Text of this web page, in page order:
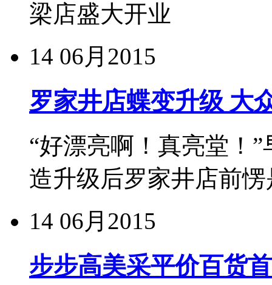
梁店盛大开业
14 06月2015
罗家井店蝶变升级 大
“好漂亮啊！真亮堂！
造升级后罗家井店前
14 06月2015
步步高美采平价百货